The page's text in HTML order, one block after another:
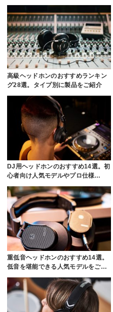
高級ヘッドホンのおすすめランキン
グ28選。タイプ別に製品をご紹介
DJ用ヘッドホンのおすすめ14選。初
心者向け人気モデルやプロ仕様…
重低音ヘッドホンのおすすめ14選。
低音を堪能できる人気モデルをご…